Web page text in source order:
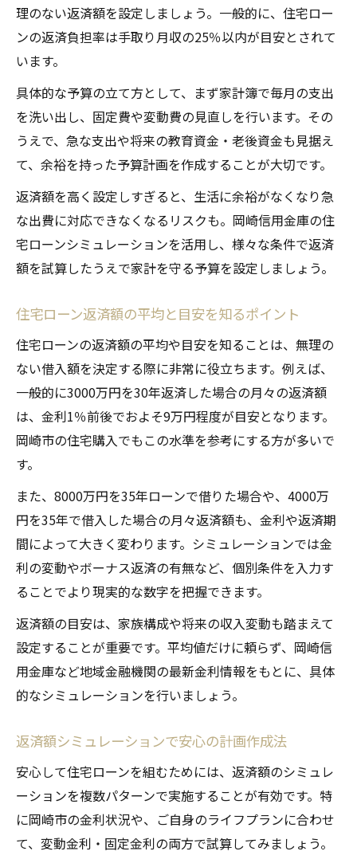
返済額と金利の関係を詳しくチェックしよ
う
か
住宅ローン返済額を左右する金利動向の注
意点
金利交渉が住宅ローン返済額に与える効果
住宅ローン残高確認や繰上返済のメリット
住宅ローン返済額減少へ残高確認の重要性
繰上返済で住宅ローン返済額を効率よく圧
縮
繰上返済のタイミングが返済額に与える影
響
返済額削減のための残高管理と活用方法
安心できる返済計画の立て方と家計管理術
住宅ローン返済額を考慮した安心の家計管
方
住宅ローン返済額と生活費のバランス調整
術
家計に優しい住宅ローン返済計画のコツと
返済額シミュレーションで家計不安を解消
する方法
理のない返済額を設定しましょう。一般的に、住宅ロー
ンの返済負担率は手取り月収の25％以内が目安とされて
います。
具体的な予算の立て方として、まず家計簿で毎月の支出
を洗い出し、固定費や変動費の見直しを行います。その
うえで、急な支出や将来の教育資金・老後資金も見据え
て、余裕を持った予算計画を作成することが大切です。
返済額を高く設定しすぎると、生活に余裕がなくなり急
な出費に対応できなくなるリスクも。岡崎信用金庫の住
宅ローンシミュレーションを活用し、様々な条件で返済
額を試算したうえで家計を守る予算を設定しましょう。
住宅ローン返済額の平均と目安を知るポイント
住宅ローンの返済額の平均や目安を知ることは、無理の
ない借入額を決定する際に非常に役立ちます。例えば、
一般的に3000万円を30年返済した場合の月々の返済額
は、金利1％前後でおよそ9万円程度が目安となります。
岡崎市の住宅購入でもこの水準を参考にする方が多いで
す。
また、8000万円を35年ローンで借りた場合や、4000万
円を35年で借入した場合の月々返済額も、金利や返済期
間によって大きく変わります。シミュレーションでは金
利の変動やボーナス返済の有無など、個別条件を入力す
ることでより現実的な数字を把握できます。
返済額の目安は、家族構成や将来の収入変動も踏まえて
設定することが重要です。平均値だけに頼らず、岡崎信
用金庫など地域金融機関の最新金利情報をもとに、具体
的なシミュレーションを行いましょう。
返済額シミュレーションで安心の計画作成法
安心して住宅ローンを組むためには、返済額のシミュレ
ーションを複数パターンで実施することが有効です。特
に岡崎市の金利状況や、ご自身のライフプランに合わせ
て、変動金利・固定金利の両方で試算してみましょう。